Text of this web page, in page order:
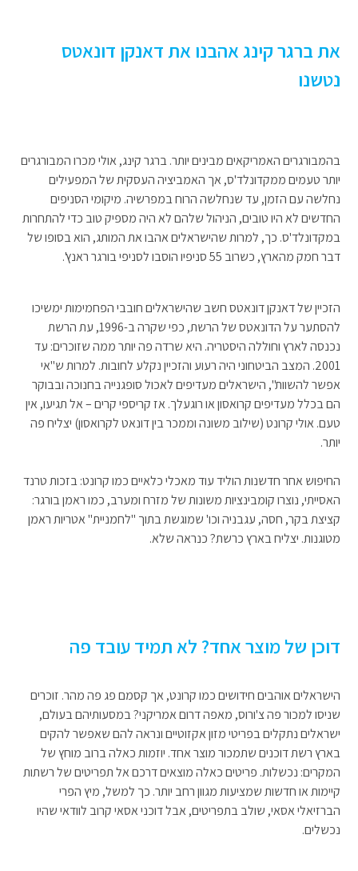
את ברגר קינג אהבנו את דאנקן דונאטס
נטשנו
בהמבורגרים האמריקאים מבינים יותר. ברגר קינג, אולי מכרו המבורגרים
יותר טעמים ממקדונלד'ס, אך האמביציה העסקית של המפעילים
נחלשה עם הזמן, עד שנחלשה הרוח במפרשיה. מיקומי הסניפים
החדשים לא היו טובים, הניהול שלהם לא היה מספיק טוב כדי להתחרות
במקדונלד'ס. כך, למרות שהישראלים אהבו את המותג, הוא בסופו של
דבר חמק מהארץ, כשרוב 55 סניפיו הוסבו לסניפי בורגר ראנץ'.
הזכיין של דאנקן דונאטס חשב שהישראלים חובבי הפחמימות ימשיכו
להסתער על הדונאטס של הרשת, כפי שקרה ב-1996, עת הרשת
נכנסה לארץ וחוללה היסטריה. היא שרדה פה יותר ממה שזוכרים: עד
2001. המצב הביטחוני היה רעוע והזכיין נקלע לחובות. למרות ש"אי
אפשר להשוות", הישראלים מעדיפים לאכול סופגנייה בחנוכה ובבוקר
הם בכלל מעדיפים קרואסון או רוגעלך. אז קריספי קרים – אל תגיעו, אין
טעם. אולי קרונט (שילוב משונה וממכר בין דונאט לקרואסון) יצליח פה
יותר.
החיפוש אחר חדשנות הוליד עוד מאכלי כלאיים כמו קרונט: בזכות טרנד
האסייתי, נוצרו קומבינציות משונות של מזרח ומערב, כמו ראמן בורגר:
קציצת בקר, חסה, עגבניה וכו' שמוגשת בתוך "לחמניית" אטריות ראמן
מטוגנות. יצליח בארץ כרשת? כנראה שלא.
דוכן של מוצר אחד? לא תמיד עובד פה
הישראלים אוהבים חידושים כמו קרונט, אך קסמם פג פה מהר. זוכרים
שניסו למכור פה צ'ורוס, מאפה דרום אמריקני? במסעותיהם בעולם,
ישראלים נתקלים בפריטי מזון אקזוטיים ונראה להם שאפשר להקים
בארץ רשת דוכנים שתמכור מוצר אחד. יוזמות כאלה ברוב מוחץ של
המקרים: נכשלות. פריטים כאלה מוצאים דרכם אל תפריטים של רשתות
קיימות או חדשות שמציעות מגוון רחב יותר. כך למשל, מיץ הפרי
הברזיאלי אסאי, שולב בתפריטים, אבל דוכני אסאי קרוב לוודאי שהיו
נכשלים.